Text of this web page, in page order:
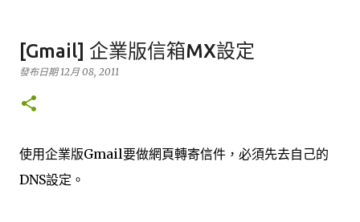
privacy seriously and take measures to provide all
visitors and users of Walk In The Cloud with a safe and
secure environment. Cookies Walk In The Cloud may
set and access Walk In The Cloud cookies on your
requesting. Cookies can be cleared at any time from
your internet browser settings. Google Analytics
[Gmail] 企業版信箱MX設定
發布日期12月 08, 2011
使用企業版Gmail要做網頁轉寄信件，必須先去自己的
DNS設定。